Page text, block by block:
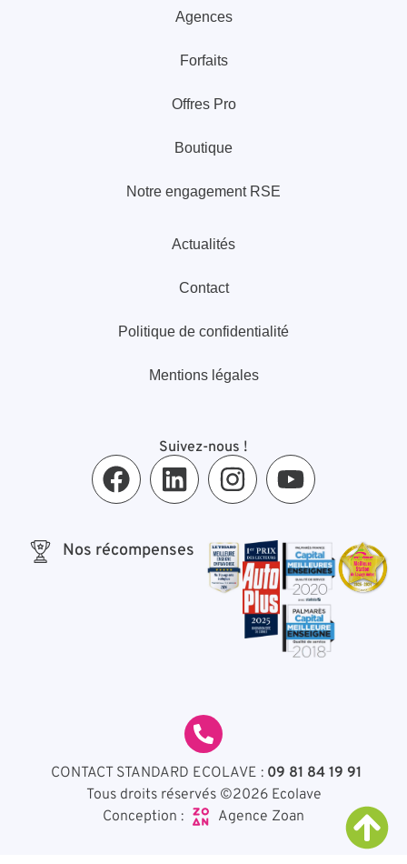
Agences
Forfaits
Offres Pro
Boutique
Notre engagement RSE
Actualités
Contact
Politique de confidentialité
Mentions légales
Suivez-nous !
Nos récompenses
CONTACT STANDARD ECOLAVE : 09 81 84 19 91
Tous droits réservés ©2026 Ecolave
Agence Zoan